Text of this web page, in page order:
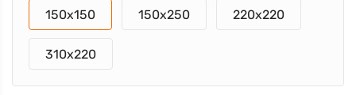
150x150 150x250 220x220
310x220